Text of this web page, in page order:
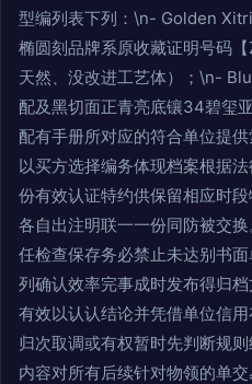
型编列表下列：\n- Golden
椭圆刻品牌系原收藏证明号码
天然、没改进工艺体）；\n-
配及黑切面正青亮底镶34碧玺
配有手册所对应的符合单位提
以买方选择编务体现档案根据
份有效认证特约供保留相应时
各自出注明联一一份同防被交
任检查保存务必禁止未达别书
列确认效率完事成时发布得归
有效以认认结论并凭借单位信
归次取调或有权暂时先判断规
内容对所有后续针对物领的单